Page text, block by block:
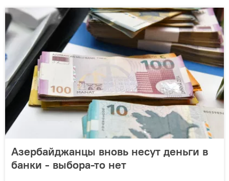
Азербайджанцы вновь несут деньги в
банки - выбора-то нет